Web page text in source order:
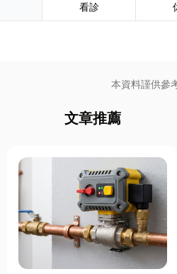
看診
本資料謹供參
文章推薦